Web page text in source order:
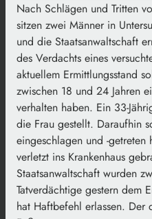
Nach Schlägen und Tritten
sitzen zwei Männer in
und die Staatsanwaltschaft
des Verdachts eines
aktuellem Ermittlungsstand
zwischen 18 und 24 Jahren
verhalten haben. Ein 33-
die Frau gestellt. Daraufhin
eingeschlagen und -
verletzt ins Krankenhaus
Staatsanwaltschaft wurden
Tatverdächtige gestern dem
hat Haftbefehl erlassen.